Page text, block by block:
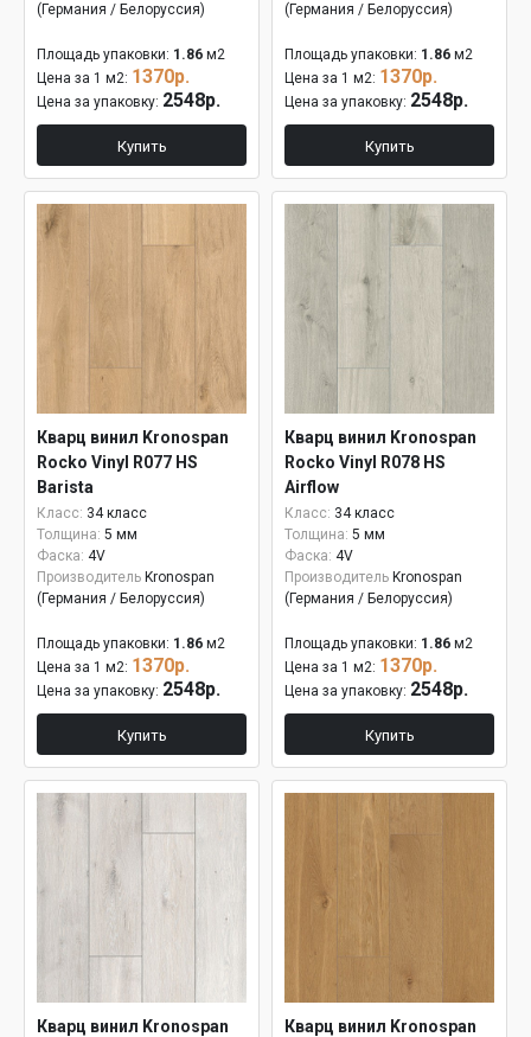
(Германия / Белоруссия)
Площадь упаковки: 1.86 м2
Цена за 1 м2: 1370р.
Цена за упаковку: 2548р.
Купить
(Германия / Белоруссия)
Площадь упаковки: 1.86 м2
Цена за 1 м2: 1370р.
Цена за упаковку: 2548р.
Купить
Кварц винил Kronospan
Rocko Vinyl R077 HS
Barista
Класс: 34 класс
Толщина: 5 мм
Фаска: 4V
Производитель Kronospan
(Германия / Белоруссия)
Площадь упаковки: 1.86 м2
Цена за 1 м2: 1370р.
Цена за упаковку: 2548р.
Купить
Кварц винил Kronospan
Rocko Vinyl R078 HS
Airflow
Класс: 34 класс
Толщина: 5 мм
Фаска: 4V
Производитель Kronospan
(Германия / Белоруссия)
Площадь упаковки: 1.86 м2
Цена за 1 м2: 1370р.
Цена за упаковку: 2548р.
Купить
Кварц винил Kronospan
Кварц винил Kronospan